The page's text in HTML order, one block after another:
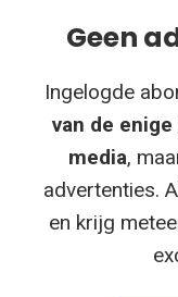
Geen
Ingelogde
van de
media,
advertenties.
en krijg